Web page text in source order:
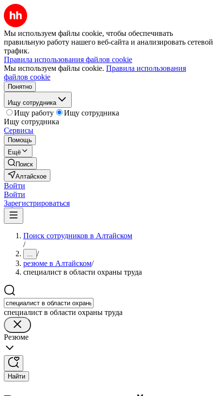
Мы используем файлы cookie, чтобы обеспечивать
правильную работу нашего веб-сайта и анализировать сетевой
трафик.
Правила использования файлов cookie
Мы используем файлы cookie. Правила использования
файлов cookie
Понятно
Ищу сотрудника
Ищу работу
Ищу сотрудника
Ищу сотрудника
Сервисы
Помощь
Ещё
Поиск
Алтайское
Войти
Войти
Зарегистрироваться
Поиск сотрудников в Алтайском
/
... /
резюме в Алтайском/
специалист в области охраны труда
специалист в области охраны труда
Резюме
Найти